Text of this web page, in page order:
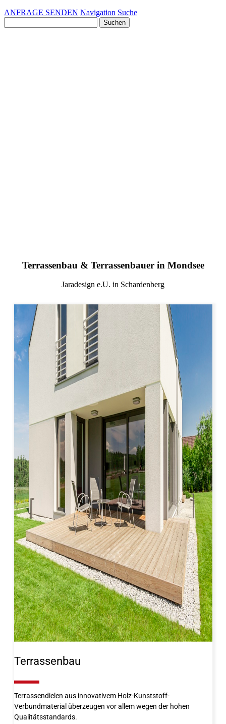
ANFRAGE SENDEN Navigation Suche
nach:
Terrassenbau & Terrassenbauer in Mondsee
Jaradesign e.U. in Schardenberg
Terrassenbau
Terrassendielen aus innovativem Holz-Kunststoff-
Verbundmaterial überzeugen vor allem wegen der hohen
Qualitätsstandards.